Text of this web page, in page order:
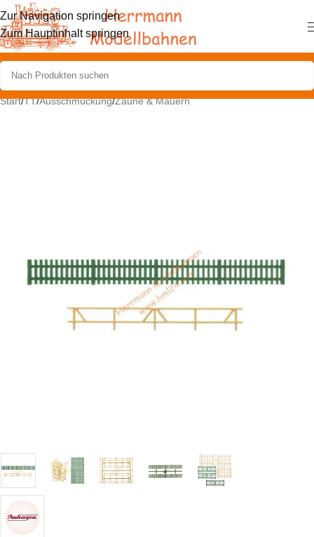
Zur Navigation springen
Zum Hauptinhalt springen
Start/TT/Ausschmückung/Zäune & Mauern